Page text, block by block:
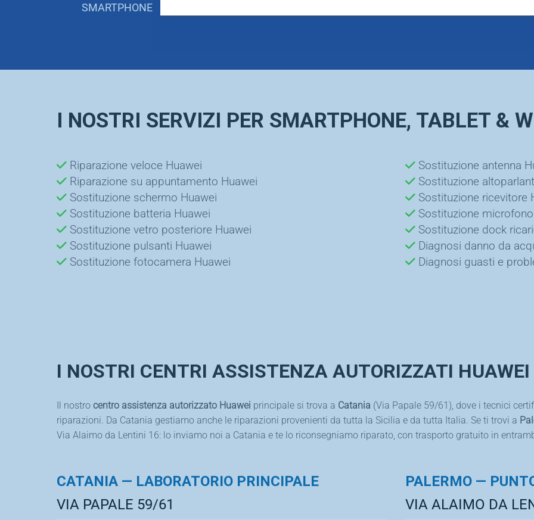
SMARTPHONE
I NOSTRI SERVIZI PER SMARTPHONE, TABLET &
Riparazione veloce Huawei
Riparazione su appuntamento Huawei
Sostituzione schermo Huawei
Sostituzione batteria Huawei
Sostituzione vetro posteriore Huawei
Sostituzione pulsanti Huawei
Sostituzione fotocamera Huawei
Sostituzione antenna
Sostituzione
Sostituzione ricevitore
Sostituzione microfono
Sostituzione dock
Diagnosi danno da
Diagnosi guasti e
I NOSTRI CENTRI ASSISTENZA AUTORIZZATI
Il nostro centro assistenza autorizzato Huawei principale si trova a Catania (Via Papale 59/61), dove i tecnici
riparazioni. Da Catania gestiamo anche le riparazioni provenienti da tutta la Sicilia e da tutta Italia. Se ti trovi a
Via Alaimo da Lentini 16: lo inviamo noi a Catania e te lo riconsegniamo riparato, con trasporto gratuito in
CATANIA — LABORATORIO PRINCIPALE
VIA PAPALE 59/61
PALERMO —
VIA ALAIMO DA